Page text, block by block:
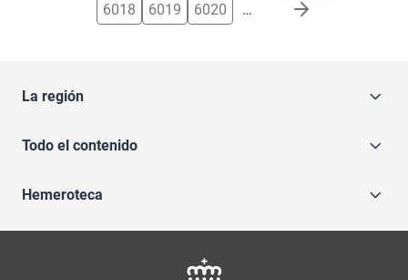
6018
6019 6020 …
La región
Todo el contenido
Hemeroteca